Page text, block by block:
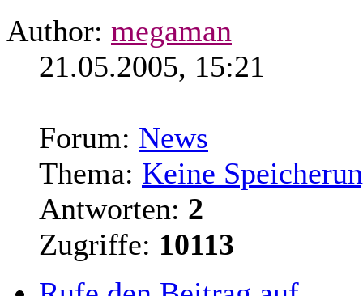
Author: megaman
21.05.2005, 15:21
Forum: News
Thema: Keine
Antworten: 2
Zugriffe: 10113